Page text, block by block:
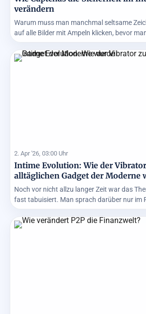
verändern
Warum muss man manchmal seltsame
auf alle Bilder mit Ampeln klicken, bevor
2. Apr '26, 03:00 Uhr
Intime Evolution: Wie der
alltäglichen Gadget der Moderne
Noch vor nicht allzu langer Zeit war das
fast tabuisiert. Man sprach darüber nur im